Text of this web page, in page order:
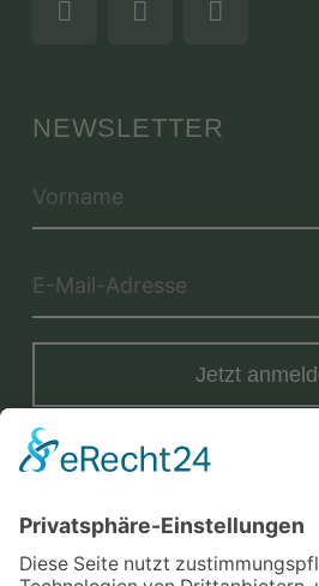
NEWSLETTER
Jetzt
Mit der Eintragung in dem Newsletter
Datenschutzerklärungvon Terraristik